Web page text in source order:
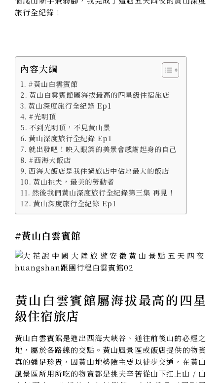
旅行全紀錄！
內容大綱
#黃山白雲賓館
黃山白雲賓館屬海拔最高的四星級住宿旅店
黃山深度旅行全紀錄 Ep1
#光明頂
不到光明頂，不見黃山景
黃山深度旅行全紀錄 Ep1
就出發吧！映入眼簾的美景會感謝起身的自己
#西海大飯店
西海大飯店是我住過旅店中佔地最大的飯店
黃山挑夫，最美的勞動者
然後我們黃山深度旅行全紀錄第三集 再見！
黃山深度旅行全紀錄 Ep1
#黃山白雲賓館
黃山白雲賓館屬海拔最高的四星
級住宿旅店
黃山白雲賓館是進出西海大峽谷、通往前後山的必經之
地，屬於各路線的交點。黃山風景區或飯店提供的物資
真的彌足珍貴，因黃山地勢險主要以徒步交通，在黃山
風景區所用所吃的物資都是挑夫辛苦從山下扛上山 / 山